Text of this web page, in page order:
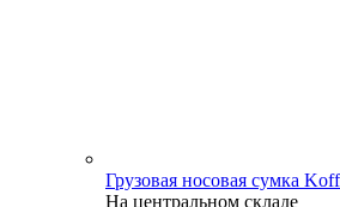
Грузовая носовая сумка
На центральном складе